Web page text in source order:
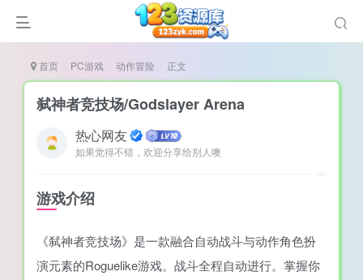
首页 PC游戏 动作冒险 正文
弑神者竞技场/Godslayer Arena
热心网友
如果觉得不错，欢迎分享给别人噢
游戏介绍
《弑神者竞技场》是一款融合自动战斗与动作角色扮
演元素的Roguelike游戏。战斗全程自动进行。掌握你